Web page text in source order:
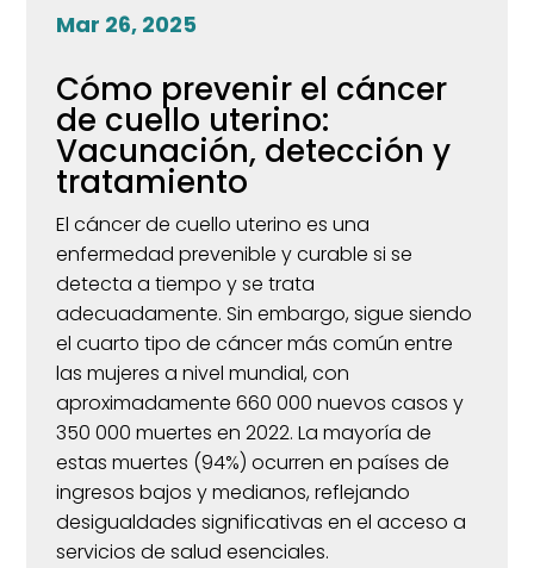
Mar 26, 2025
Cómo prevenir el cáncer
de cuello uterino:
Vacunación, detección y
tratamiento
El cáncer de cuello uterino es una
enfermedad prevenible y curable si se
detecta a tiempo y se trata
adecuadamente. Sin embargo, sigue siendo
el cuarto tipo de cáncer más común entre
las mujeres a nivel mundial, con
aproximadamente 660 000 nuevos casos y
350 000 muertes en 2022. La mayoría de
estas muertes (94%) ocurren en países de
ingresos bajos y medianos, reflejando
desigualdades significativas en el acceso a
servicios de salud esenciales.